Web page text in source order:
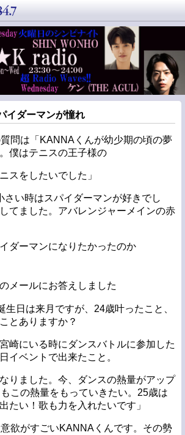
イダーマンが憧れ
問は「KANNAくんが幼少期の頃の夢
僕はテニスの王子様の
スをしたいでした」
さい時はスパイダーマンが好きでし
てました。アバレンジャーメインの赤
ダーマンになりたかったのか
メールにお答えしました
生日は来月ですが、24歳叶ったこと、
とありますか？
崎にいる時にダンスバトルに参加した
イベントで出来たこと。
りました。今、ダンスの熱量がアップ
この熱量をもっていきたい。25歳は
たい！歌も力を入れたいです」
欲がすごいKANNAくんです。その勢